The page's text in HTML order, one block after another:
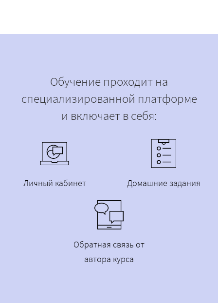
Обучение проходит на
специализированной платформе
и включает в себя:
Личный кабинет Домашние задания
Обратная связь от
автора курса